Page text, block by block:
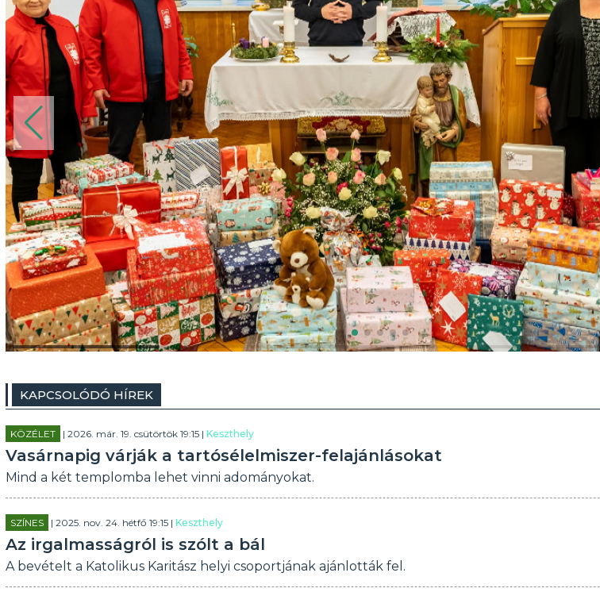
KAPCSOLÓDÓ HÍREK
KÖZÉLET | 2026. már. 19. csütörtök 19:15 | Keszthely
Vasárnapig várják a tartósélelmiszer-felajánlásokat
Mind a két templomba lehet vinni adományokat.
SZÍNES | 2025. nov. 24. hétfő 19:15 | Keszthely
Az irgalmasságról is szólt a bál
A bevételt a Katolikus Karitász helyi csoportjának ajánlották fel.